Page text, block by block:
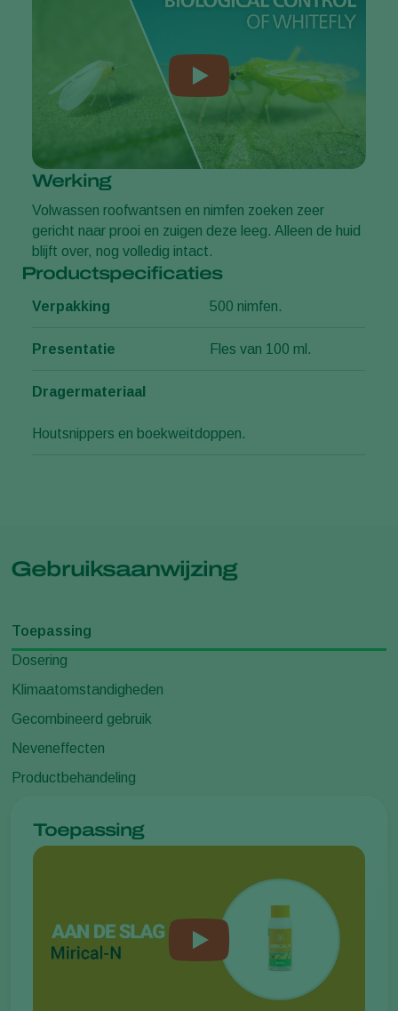
Werking
Volwassen roofwantsen en nimfen zoeken zeer
gericht naar prooi en zuigen deze leeg. Alleen de huid
blijft over, nog volledig intact.
Productspecificaties
Verpakking 500 nimfen.
Presentatie Fles van 100 ml.
Dragermateriaal
Houtsnippers en boekweitdoppen.
Gebruiksaanwijzing
Toepassing
Dosering
Klimaatomstandigheden
Gecombineerd gebruik
Neveneffecten
Productbehandeling
Toepassing